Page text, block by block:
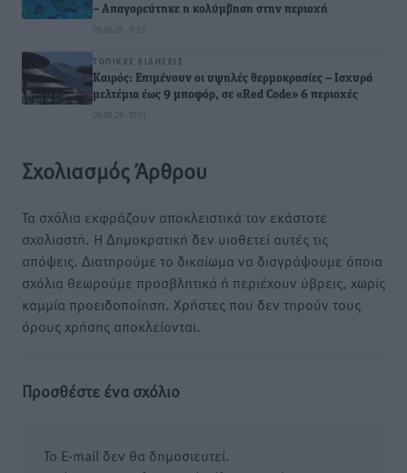
– Απαγορεύτηκε η κολύμβηση στην περιοχή
09.08.26 · 11:53
ΤΟΠΙΚΈΣ ΕΙΔΉΣΕΙΣ
Καιρός: Επιμένουν οι υψηλές θερμοκρασίες – Ισχυρά
μελτέμια έως 9 μποφόρ, σε «Red Code» 6 περιοχές
09.08.26 · 10:31
Σχολιασμός Άρθρου
Τα σχόλια εκφράζουν αποκλειστικά τον εκάστοτε
σχολιαστή. Η Δημοκρατική δεν υιοθετεί αυτές τις
απόψεις. Διατηρούμε το δικαίωμα να διαγράψουμε όποια
σχόλια θεωρούμε προσβλητικά ή περιέχουν ύβρεις, χωρίς
καμμία προειδοποίηση. Χρήστες που δεν τηρούν τους
όρους χρήσης αποκλείονται.
Προσθέστε ένα σχόλιο
Το E-mail δεν θα δημοσιευτεί.